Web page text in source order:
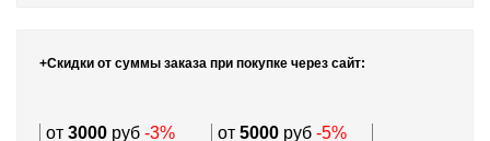
+Скидки от суммы заказа при покупке через сайт:
от 3000 руб -3% от 5000 руб -5%